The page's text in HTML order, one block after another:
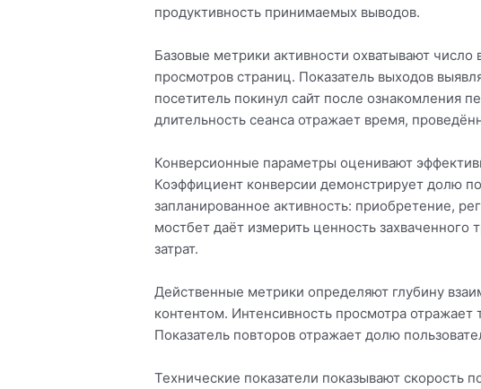
продуктивность принимаемых выводов.
Базовые метрики активности охватывают число
просмотров страниц. Показатель выходов
посетитель покинул сайт после ознакомления
длительность сеанса отражает время,
Конверсионные параметры оценивают
Коэффициент конверсии демонстрирует долю
запланированное активность: приобретение,
мостбет даёт измерить ценность
затрат.
Действенные метрики определяют глубину
контентом. Интенсивность просмотра отражает
Показатель повторов отражает долю
Технические показатели показывают скорость